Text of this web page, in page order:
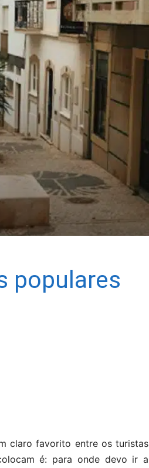
populares
claro favorito entre os turistas
é: para onde devo ir a